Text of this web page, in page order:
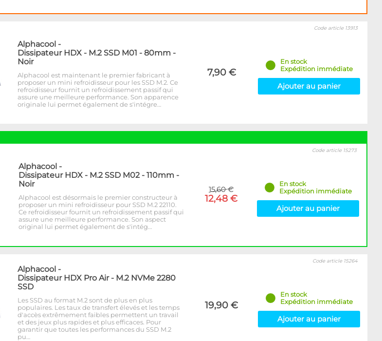
Alphacool -
Dissipateur HDX - M.2 SSD M01 - 80mm -
Noir
Alphacool est maintenant le premier fabricant à
proposer un mini refroidisseur pour les SSD M.2. Ce
refroidisseur fournit un refroidissement passif qui
assure une meilleure performance. Son apparence
originale lui permet également de s'intégre…
7,90 €
Code article 13913
En stock
Expédition immédiate
Ajouter au panier
Alphacool -
Dissipateur HDX - M.2 SSD M02 - 110mm -
Noir
Alphacool est désormais le premier constructeur à
proposer un mini refroidisseur pour SSD M.2 22110.
Ce refroidisseur fournit un refroidissement passif qui
assure une meilleure performance. Son aspect
original lui permet également de s'intég…
15,60 €
12,48 €
Code article 15273
En stock
Expédition immédiate
Ajouter au panier
Alphacool -
Dissipateur HDX Pro Air - M.2 NVMe 2280
SSD
Les SSD au format M.2 sont de plus en plus
populaires. Les taux de transfert élevés et les temps
d'accès extrêmement faibles permettent un travail
et des jeux plus rapides et plus efficaces. Pour
garantir que toutes les performances du SSD M.2
pu…
19,90 €
Code article 15264
En stock
Expédition immédiate
Ajouter au panier